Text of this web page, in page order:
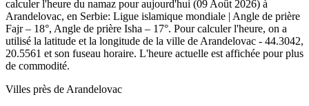
calculer l'heure du namaz pour aujourd'hui (09 Août 2026) à
Arandelovac, en Serbie: Ligue islamique mondiale | Angle de prière
Fajr – 18°, Angle de prière Isha – 17°. Pour calculer l'heure, on a
utilisé la latitude et la longitude de la ville de Arandelovac - 44.3042,
20.5561 et son fuseau horaire. L'heure actuelle est affichée pour plus
de commodité.
Villes près de Arandelovac